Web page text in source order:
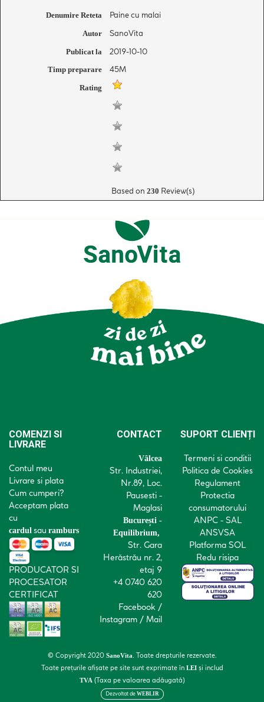
Denumire Reteta Paine cu malai
Autor SanoVita
Publicat la 2019-10-10
Timp preparare 45M
Rating
Based on 230 Review(s)
COMENZI SI
LIVRARE
Contul meu
Livrare si plata
Cum cumperi?
Acceptam plata
cu
cardul sau ramburs
PRODUCATOR SI
PROCESATOR
CERTIFICAT
CONTACT
Vâlcea
Str. Industriei,
Nr.89, Loc.
Pausesti -
Maglasi
București -
Equilibrium,
Str. Gara
Herăstrău nr. 2,
etaj 9
+4 0740 620
620
Facebook /
Instagram / Mail
SUPORT CLIENȚI
Termeni si conditii
Politica de Cookies
Regulament
Protectia
consumatorului
ANPC - SAL
ANSVSA
Platforma SOL
Redu risipa
© Copyright 2020 SanoVita. Toate drepturile rezervate.
Toate prețurile afișate pe site sunt exprimate în LEIși includ
TVA(Taxa pe valoarea adăugată)
Dezvoltat de WEBLIR